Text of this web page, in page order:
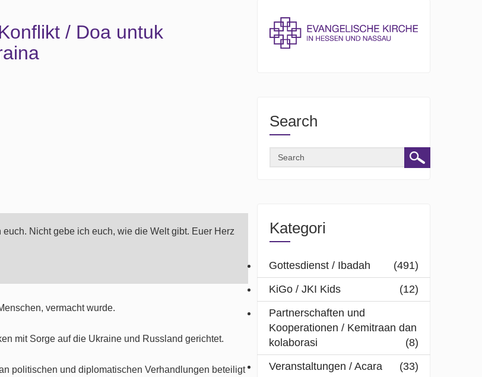
/ Doa untuk
Nicht gebe ich euch, wie die Welt gibt. Euer Herz
vermacht wurde.
mit Sorge auf die Ukraine und Russland gerichtet.
politischen und diplomatischen Verhandlungen beteiligt
Search
Kategori
Gottesdienst / Ibadah
(491)
KiGo / JKI Kids
(12)
Partnerschaften und
Kooperationen / Kemitraan dan
kolaborasi
(8)
Veranstaltungen / Acara
(33)